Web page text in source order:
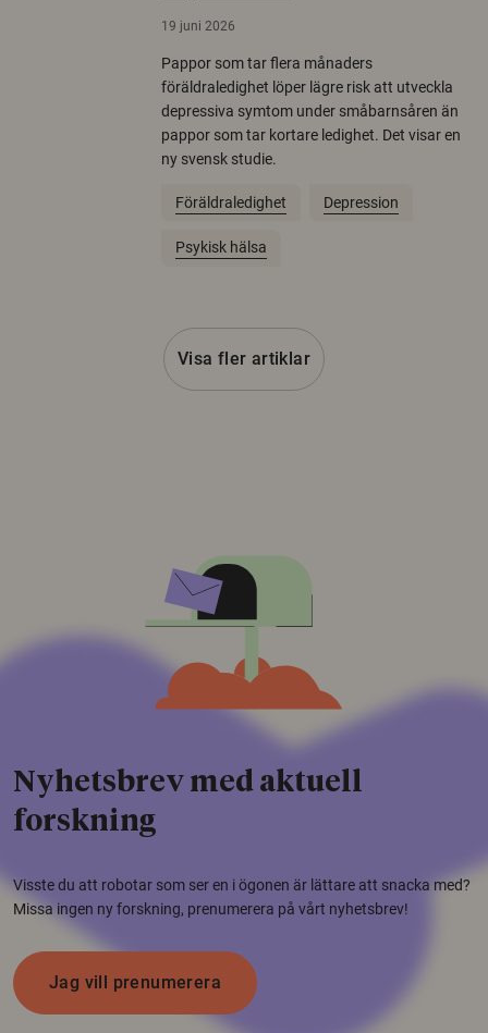
19 juni 2026
Pappor som tar flera månaders
föräldraledighet löper lägre risk att utveckla
depressiva symtom under småbarnsåren än
pappor som tar kortare ledighet. Det visar en
ny svensk studie.
Föräldraledighet Depression
Psykisk hälsa
Visa fler artiklar
Nyhetsbrev med aktuell
forskning
Visste du att robotar som ser en i ögonen är lättare att snacka med?
Missa ingen ny forskning, prenumerera på vårt nyhetsbrev!
Jag vill prenumerera